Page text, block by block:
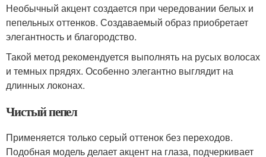
Необычный акцент создается при чередовании белых и
пепельных оттенков. Создаваемый образ приобретает
элегантность и благородство.
Такой метод рекомендуется выполнять на русых волосах
и темных прядях. Особенно элегантно выглядит на
длинных локонах.
Чистый пепел
Применяется только серый оттенок без переходов.
Подобная модель делает акцент на глаза, подчеркивает